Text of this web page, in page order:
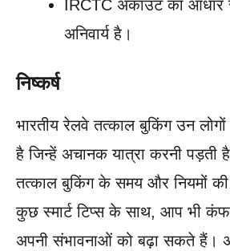
IRCTC अकाउंट का आधार
अनिवार्य है।
निष्कर्ष
भारतीय रेलवे तत्काल बुकिंग उन
है जिन्हें अचानक यात्रा करनी पड़ती
तत्काल बुकिंग के समय और नियमों
कुछ स्मार्ट टिप्स के साथ, आप भी
अपनी संभावनाओं को बढ़ा सकते हैं।